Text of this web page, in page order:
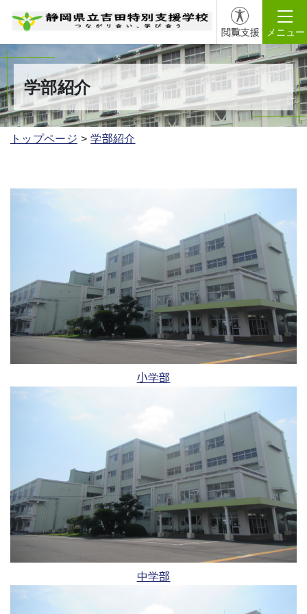
閲覧支援 メニュー
学部紹介
トップページ 学部紹介
小学部
中学部